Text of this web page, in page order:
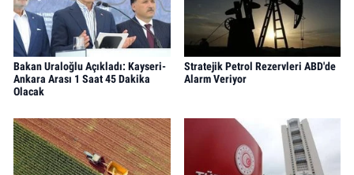
Bakan Uraloğlu Açıkladı: Kayseri-
Ankara Arası 1 Saat 45 Dakika
Olacak
Stratejik Petrol Rezervleri ABD'de
Alarm Veriyor